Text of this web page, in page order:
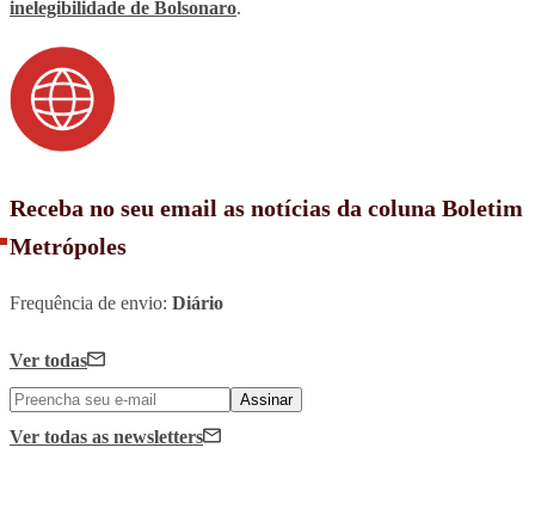
inelegibilidade de Bolsonaro.
Receba no seu email as notícias da coluna Boletim
Metrópoles
Frequência de envio: Diário
Ver todas
Assinar
Ver todas as newsletters